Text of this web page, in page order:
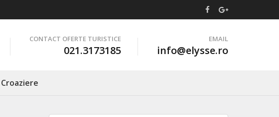
CONTACT OFERTE TURISTICE
021.3173185
EMAIL
info@elysse.ro
Croaziere